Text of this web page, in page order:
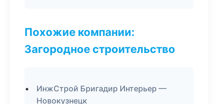
Похожие компании:
Загородное строительство
ИнжСтрой Бригадир Интерьер —
Новокузнецк